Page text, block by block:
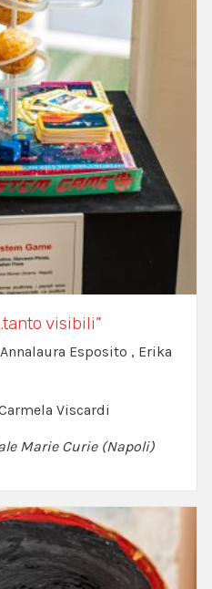
visibili”
Esposito , Erika
Viscardi
Marie Curie (Napoli)